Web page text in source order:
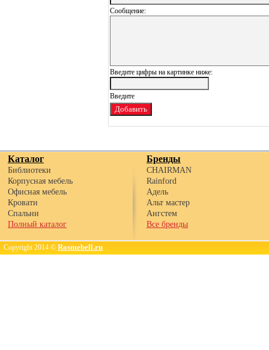
Сообщение:
Введите цифры на картинке ниже:
Каталог
Библиотеки
Корпусная мебель
Офисная мебель
Кровати
Спальни
Полный каталог
Бренды
CHAIRMAN
Rainford
Адель
Альт мастер
Ангстем
Все бренды
Copyright 2014 © Rosmebell.ru